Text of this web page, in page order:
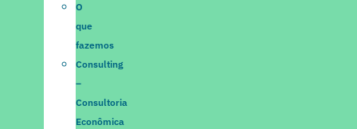
O
que
fazemos
Consulting
–
Consultoria
Econômica